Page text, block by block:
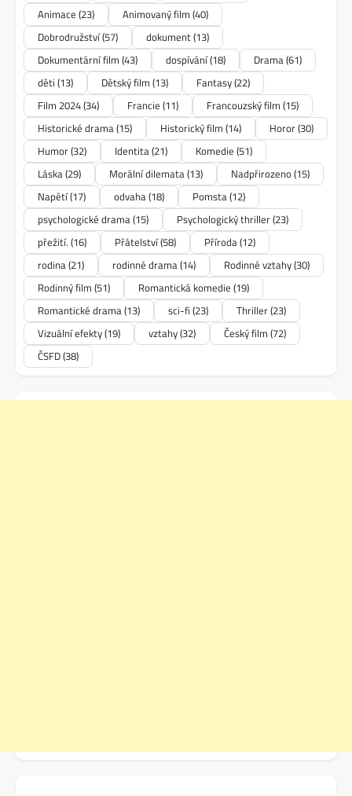
Animace (23) Animovaný film (40)
Dobrodružství(57) dokument(13)
Dokumentární film (43) dospívání(18) Drama(61)
děti (13) Dětský film (13) Fantasy(22)
Film 2024(34) Francie (11) Francouzský film (15)
Historické drama(15) Historický film (14) Horor(30)
Humor(32) Identita(21) Komedie (51)
Láska(29) Morální dilemata(13) Nadpřirozeno(15)
Napětí(17) odvaha(18) Pomsta(12)
psychologické drama(15) Psychologický thriller(23)
přežití. (16) Přátelství(58) Příroda(12)
rodina(21) rodinné drama(14) Rodinné vztahy(30)
Rodinný film (51) Romantická komedie (19)
Romantické drama(13) sci-fi (23) Thriller(23)
Vizuální efekty(19) vztahy(32) Český film (72)
ČSFD(38)